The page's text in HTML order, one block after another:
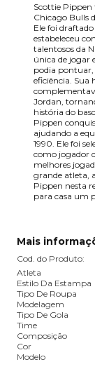
Scottie Pippen
Chicago Bulls
Ele foi
estabeleceu
talentosos da
única de jogar
podia pontuar,
eficiência. Sua
Jordan,
história do
Pippen
ajudando a
1990. Ele foi
como jogador
melhores
grande atleta,
Pippen nesta
para casa um
Mais
Cod. do Produto:
Atleta
Estilo Da Estampa
Tipo De Roupa
Modelagem
Tipo De Gola
Time
Composição
Cor
Modelo